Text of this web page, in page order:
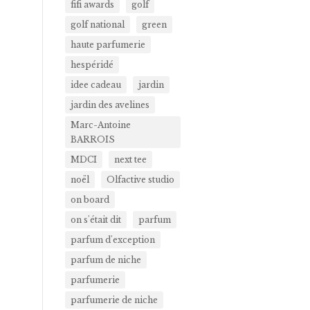
fifi awards
golf
golf national
green
haute parfumerie
hespéridé
idee cadeau
jardin
jardin des avelines
Marc-Antoine
BARROIS
MDCI
next tee
noël
Olfactive studio
on board
on s'était dit
parfum
parfum d'exception
parfum de niche
parfumerie
parfumerie de niche